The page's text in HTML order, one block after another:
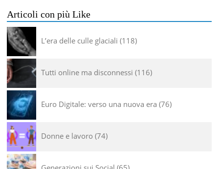
Articoli con più Like
L’era delle culle glaciali 118
Tutti online ma disconnessi 116
Euro Digitale: verso una nuova era 76
Donne e lavoro 74